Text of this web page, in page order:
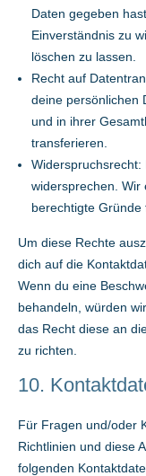
Daten gegeben
Einverständnis zu
löschen zu lassen.
Recht auf
deine persönlichen
und in ihrer
transferieren.
Widerspruchsrecht:
widersprechen. Wir
berechtigte Gründe
Um diese Rechte
dich auf die
Wenn du eine
behandeln, würden
das Recht diese an
zu richten.
10.
Für Fragen und/oder
Richtlinien und diese
folgenden